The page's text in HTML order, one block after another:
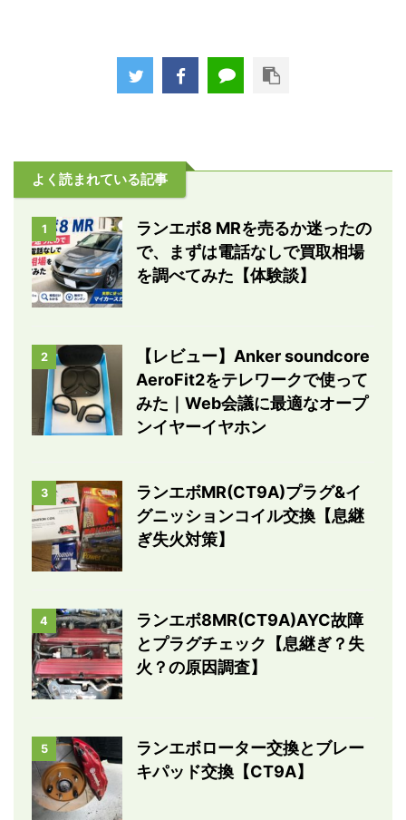
よく読まれている記事
1
ランエボ8 MRを売るか迷ったの
で、まずは電話なしで買取相場
を調べてみた【体験談】
2
【レビュー】Anker soundcore
AeroFit2をテレワークで使って
みた｜Web会議に最適なオープ
ンイヤーイヤホン
3
ランエボMR(CT9A)プラグ&イ
グニッションコイル交換【息継
ぎ失火対策】
4
ランエボ8MR(CT9A)AYC故障
とプラグチェック【息継ぎ？失
火？の原因調査】
5
ランエボローター交換とブレー
キパッド交換【CT9A】